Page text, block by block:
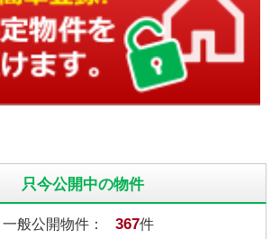
只今公開中の物件
一般公開物件： 367件